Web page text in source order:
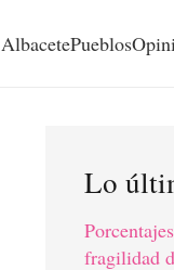
AlbacetePueblos
Lo
fragilidad